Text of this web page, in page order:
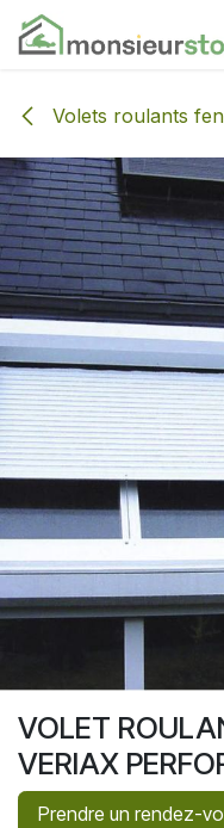
Se rendre au contenu
Volets roulants
VOLET
VERIAX
Prendre un rendez-